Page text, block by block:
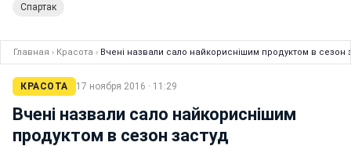
Спартак
Главная › Красота › Вчені назвали сало найкориснішим продуктом в сезон
КРАСОТА 17 ноября 2016 · 11:29
Вчені назвали сало найкориснішим
продуктом в сезон застуд